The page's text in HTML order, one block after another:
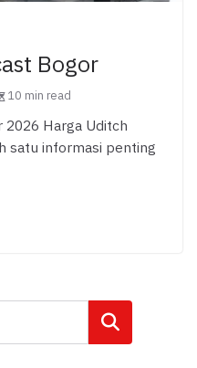
Bogor
10 min read
Harga Uditch
satu informasi penting
Cari